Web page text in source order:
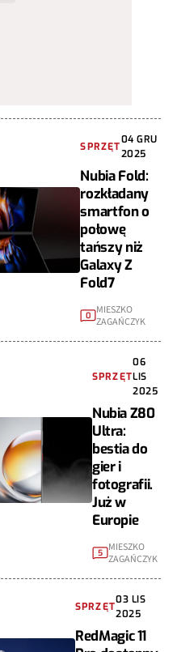
SPRZĘT
04 GRU
2025
Nubia Fold:
rozkładany
smartfon o
połowę
tańszy niż
Galaxy Z
Fold7
0
MIESZKO
ZAGAŃCZYK
SPRZĘT
06
LIS
2025
Nubia Z80
Ultra:
bestia do
gier i
fotografii.
Już w
Europie
5 MIESZKO
ZAGAŃCZYK
SPRZĘT
03 LIS
2025
RedMagic 11